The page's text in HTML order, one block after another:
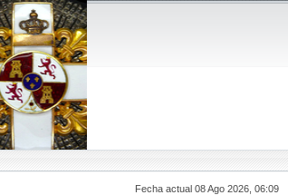
Fecha actual 08 Ago 2026, 06:09